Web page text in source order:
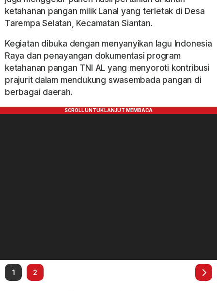
ketahanan pangan milik Lanal yang terletak di Desa
Tarempa Selatan, Kecamatan Siantan.
Kegiatan dibuka dengan menyanyikan lagu Indonesia
Raya dan penayangan dokumentasi program
ketahanan pangan TNI AL yang menyoroti kontribusi
prajurit dalam mendukung swasembada pangan di
berbagai daerah.
1 2